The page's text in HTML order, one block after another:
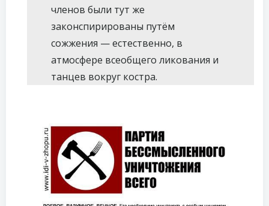
членов были тут же
законспирированы путём
сожжения — естественно, в
атмосфере всеобщего ликования и
танцев вокруг костра.